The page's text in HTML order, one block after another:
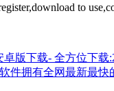
to
卓版下载- 全方位下载
件拥有全网最新最